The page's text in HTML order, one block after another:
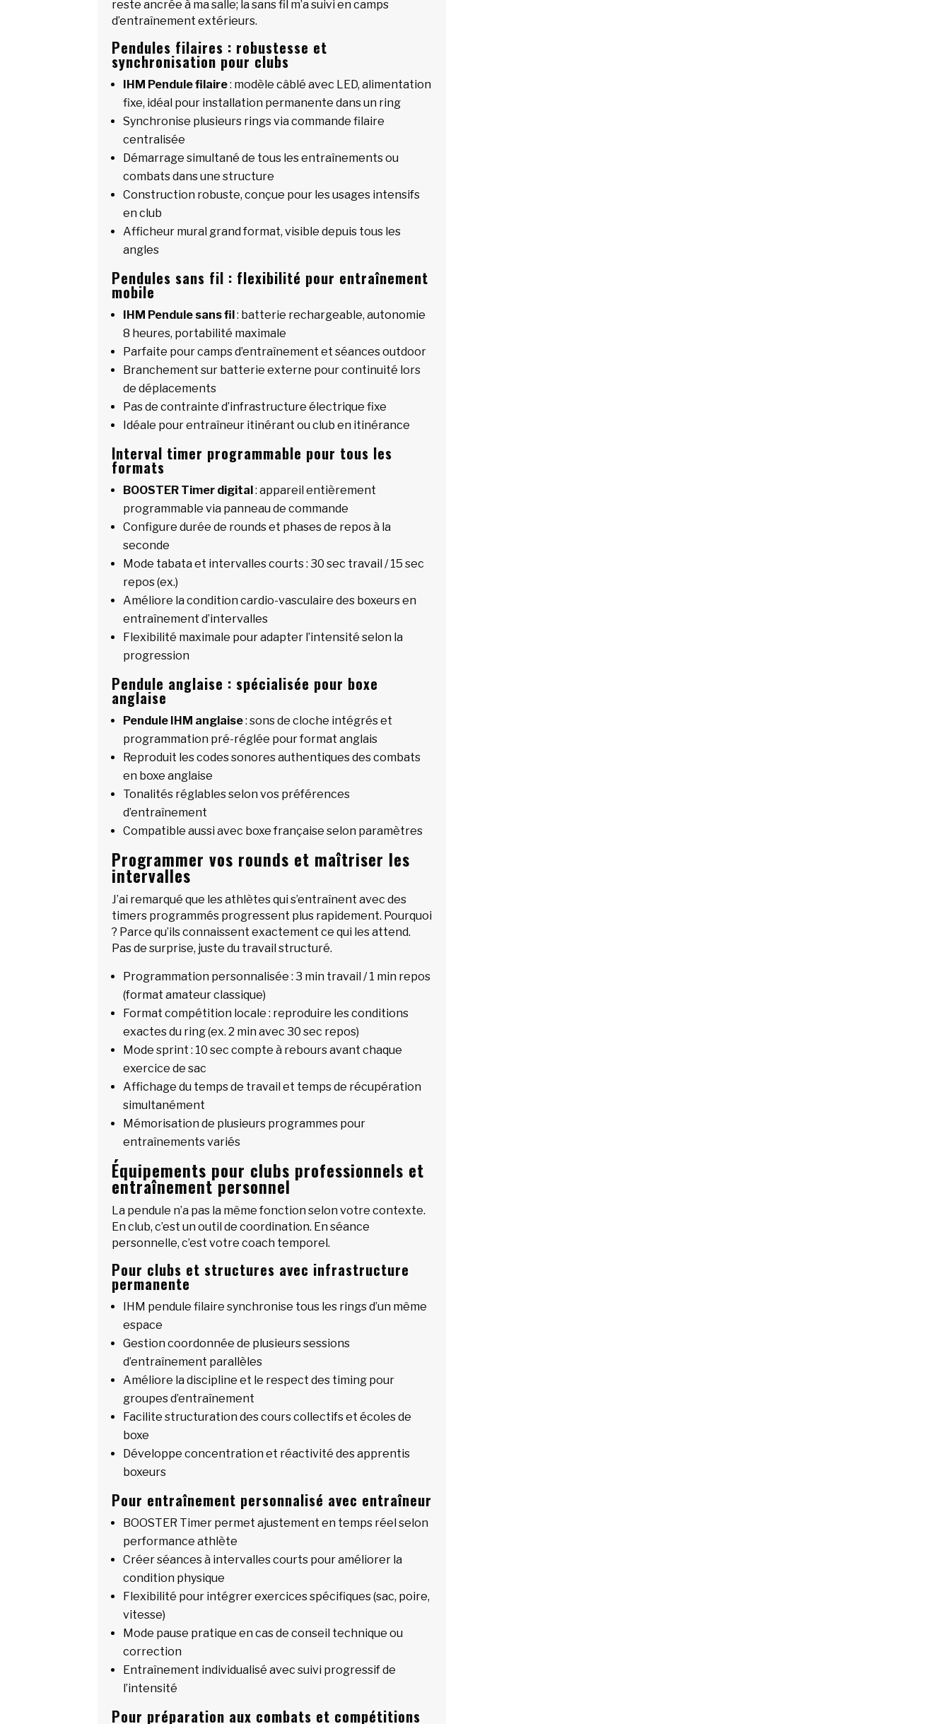
reste ancrée à ma salle; la sans fil m’a suivi en camps
d’entraînement extérieurs.
Pendules filaires : robustesse et
synchronisation pour clubs
IHM Pendule filaire: modèle câblé avec LED, alimentation
fixe, idéal pour installation permanente dans un ring
Synchronise plusieurs rings via commande filaire
centralisée
Démarrage simultané de tous les entraînements ou
combats dans une structure
Construction robuste, conçue pour les usages intensifs
en club
Afficheur mural grand format, visible depuis tous les
angles
Pendules sans fil : flexibilité pour entraînement
mobile
IHM Pendule sans fil: batterie rechargeable, autonomie
8 heures, portabilité maximale
Parfaite pour camps d’entraînement et séances outdoor
Branchement sur batterie externe pour continuité lors
de déplacements
Pas de contrainte d’infrastructure électrique fixe
Idéale pour entraîneur itinérant ou club en itinérance
Interval timer programmable pour tous les
formats
BOOSTER Timer digital: appareil entièrement
programmable via panneau de commande
Configure durée de rounds et phases de repos à la
seconde
Mode tabata et intervalles courts : 30 sec travail / 15 sec
repos (ex.)
Améliore la condition cardio-vasculaire des boxeurs en
entraînement d’intervalles
Flexibilité maximale pour adapter l’intensité selon la
progression
Pendule anglaise : spécialisée pour boxe
anglaise
Pendule IHM anglaise: sons de cloche intégrés et
programmation pré-réglée pour format anglais
Reproduit les codes sonores authentiques des combats
en boxe anglaise
Tonalités réglables selon vos préférences
d’entraînement
Compatible aussi avec boxe française selon paramètres
Programmer vos rounds et maîtriser les
intervalles
J’ai remarqué que les athlètes qui s’entraînent avec des
timers programmés progressent plus rapidement. Pourquoi
? Parce qu’ils connaissent exactement ce qui les attend.
Pas de surprise, juste du travail structuré.
Programmation personnalisée : 3 min travail / 1 min repos
(format amateur classique)
Format compétition locale : reproduire les conditions
exactes du ring (ex. 2 min avec 30 sec repos)
Mode sprint : 10 sec compte à rebours avant chaque
exercice de sac
Affichage du temps de travail et temps de récupération
simultanément
Mémorisation de plusieurs programmes pour
entraînements variés
Équipements pour clubs professionnels et
entraînement personnel
La pendule n’a pas la même fonction selon votre contexte.
En club, c’est un outil de coordination. En séance
personnelle, c’est votre coach temporel.
Pour clubs et structures avec infrastructure
permanente
IHM pendule filaire synchronise tous les rings d’un même
espace
Gestion coordonnée de plusieurs sessions
d’entraînement parallèles
Améliore la discipline et le respect des timing pour
groupes d’entraînement
Facilite structuration des cours collectifs et écoles de
boxe
Développe concentration et réactivité des apprentis
boxeurs
Pour entraînement personnalisé avec entraîneur
BOOSTER Timer permet ajustement en temps réel selon
performance athlète
Créer séances à intervalles courts pour améliorer la
condition physique
Flexibilité pour intégrer exercices spécifiques (sac, poire,
vitesse)
Mode pause pratique en cas de conseil technique ou
correction
Entraînement individualisé avec suivi progressif de
l’intensité
Pour préparation aux combats et compétitions